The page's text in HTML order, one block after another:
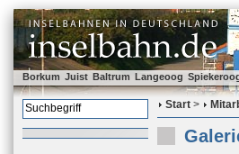
Borkum Juist Baltrum Langeoog
Start >